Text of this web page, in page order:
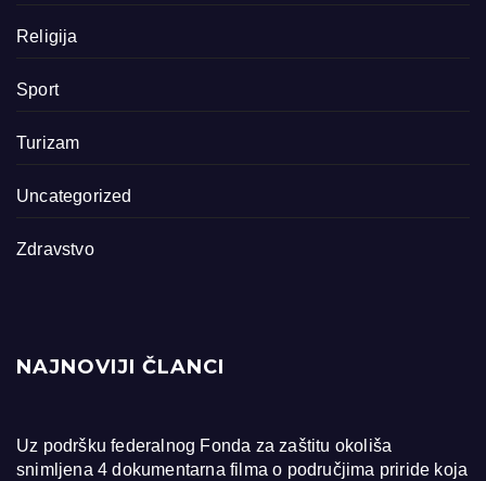
Religija
Sport
Turizam
Uncategorized
Zdravstvo
NAJNOVIJI ČLANCI
Uz podršku federalnog Fonda za zaštitu okoliša
snimljena 4 dokumentarna filma o područjima priride koja